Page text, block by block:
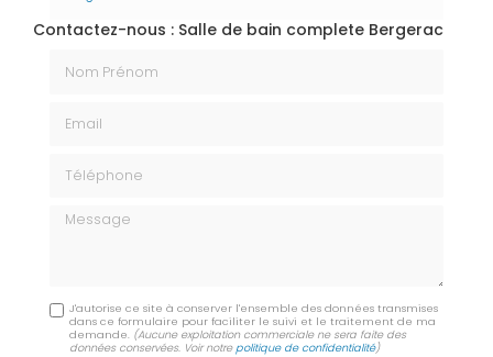
Contactez-nous : Salle de bain complete Bergerac
Message
J'autorise ce site à conserver l'ensemble des données transmises
dans ce formulaire pour faciliter le suivi et le traitement de ma
demande. (Aucune exploitation commerciale ne sera faite des
données conservées. Voir notrepolitique de confidentialité)